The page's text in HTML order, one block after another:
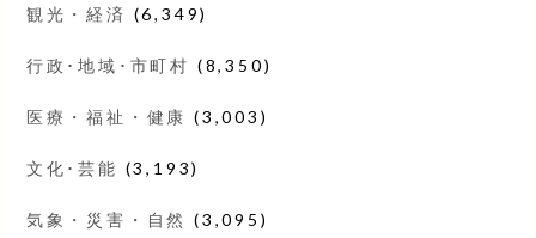
観光・経済 (6,349)
行政･地域･市町村 (8,350)
医療・福祉・健康 (3,003)
文化･芸能 (3,193)
気象・災害・自然 (3,095)